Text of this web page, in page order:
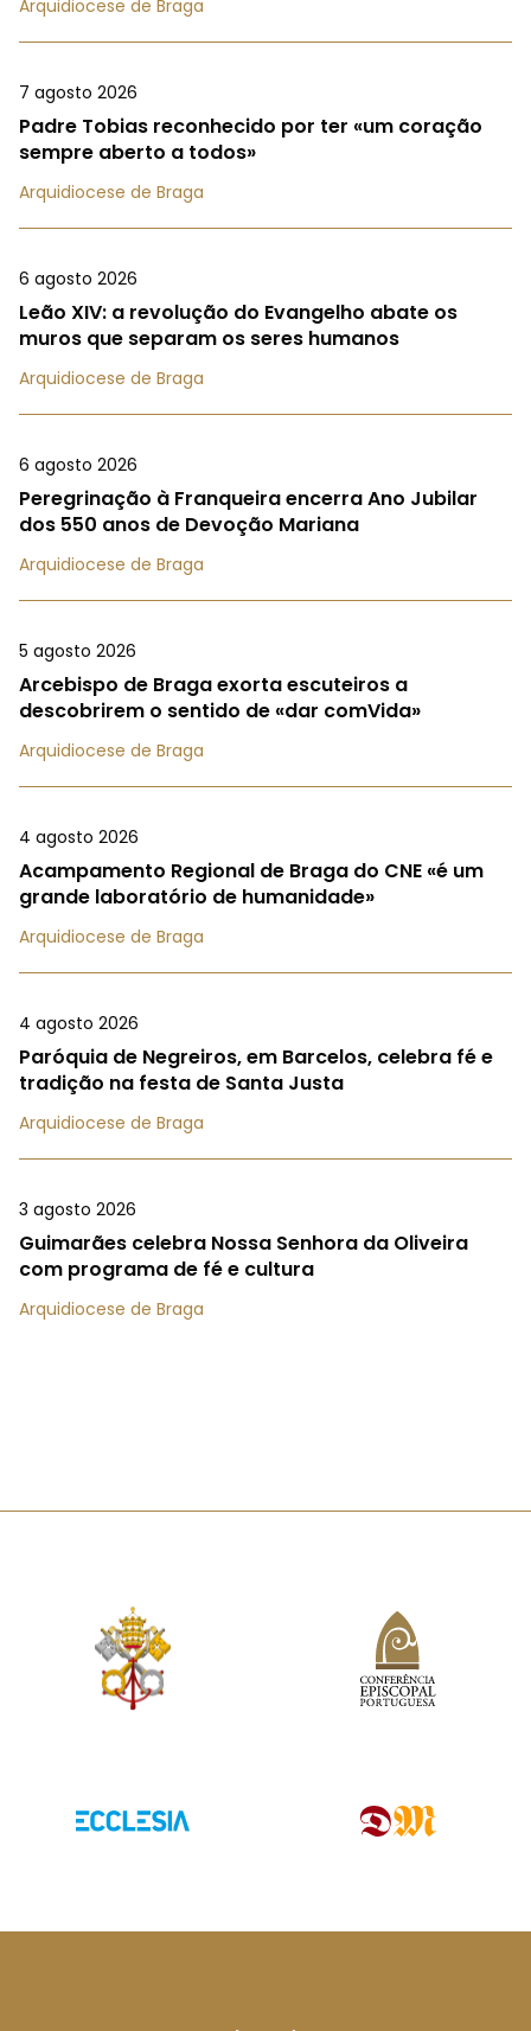
Arquidiocese de Braga
7 agosto 2026
Padre Tobias reconhecido por ter «um coração
sempre aberto a todos»
Arquidiocese de Braga
6 agosto 2026
Leão XIV: a revolução do Evangelho abate os
muros que separam os seres humanos
Arquidiocese de Braga
6 agosto 2026
Peregrinação à Franqueira encerra Ano Jubilar
dos 550 anos de Devoção Mariana
Arquidiocese de Braga
5 agosto 2026
Arcebispo de Braga exorta escuteiros a
descobrirem o sentido de «dar comVida»
Arquidiocese de Braga
4 agosto 2026
Acampamento Regional de Braga do CNE «é um
grande laboratório de humanidade»
Arquidiocese de Braga
4 agosto 2026
Paróquia de Negreiros, em Barcelos, celebra fé e
tradição na festa de Santa Justa
Arquidiocese de Braga
3 agosto 2026
Guimarães celebra Nossa Senhora da Oliveira
com programa de fé e cultura
Arquidiocese de Braga